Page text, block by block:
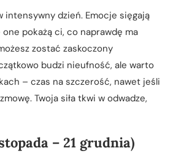
intensywny dzień. Emocje sięgają
one pokażą ci, co naprawdę ma
zostać zaskoczony
budzi nieufność, ale warto
– czas na szczerość, nawet jeśli
Twoja siła tkwi w odwadze,
– 21 grudnia)